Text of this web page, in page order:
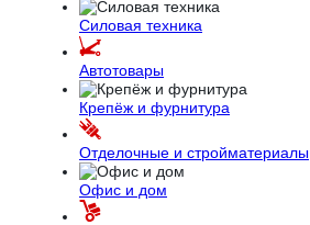
Силовая техника
Автотовары
Крепёж и фурнитура
Отделочные и стройматериалы
Офис и дом